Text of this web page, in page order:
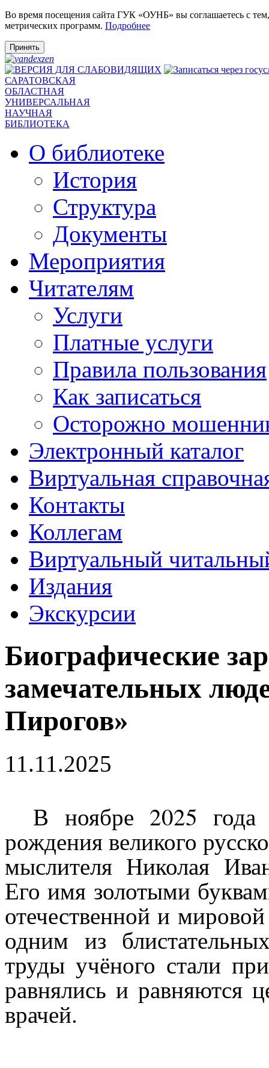
Во время посещения сайта ГУК «ОУНБ» вы соглашаетесь с
метрических программ. Подробнее
Принять
САРАТОВСКАЯ
ОБЛАСТНАЯ
УНИВЕРСАЛЬНАЯ
НАУЧНАЯ
БИБЛИОТЕКА
О библиотеке
История
Структура
Документы
Мероприятия
Читателям
Услуги
Платные услуги
Правила пользования
Как записаться
Осторожно
Электронный каталог
Виртуальная
Контакты
Коллегам
Виртуальный
Издания
Экскурсии
Биографические
замечательных
Пирогов»
11.11.2025
В ноябре 2025 года
рождения великого
мыслителя Николая
Его имя золотыми
отечественной и
одним из
труды учёного стали
равнялись и равняются
врачей.